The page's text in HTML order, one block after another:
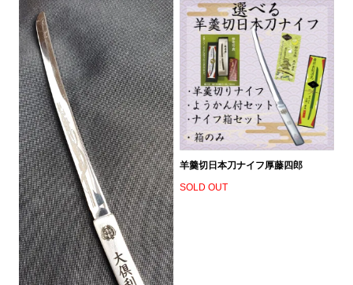
羊羹切日本刀ナイフ厚藤四郎
SOLD OUT